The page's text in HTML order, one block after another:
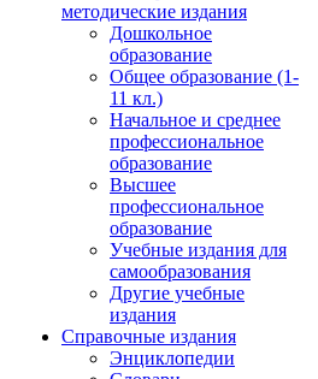
методические издания
Дошкольное
образование
Общее образование (1-
11 кл.)
Начальное и среднее
профессиональное
образование
Высшее
профессиональное
образование
Учебные издания для
самообразования
Другие учебные
издания
Справочные издания
Энциклопедии